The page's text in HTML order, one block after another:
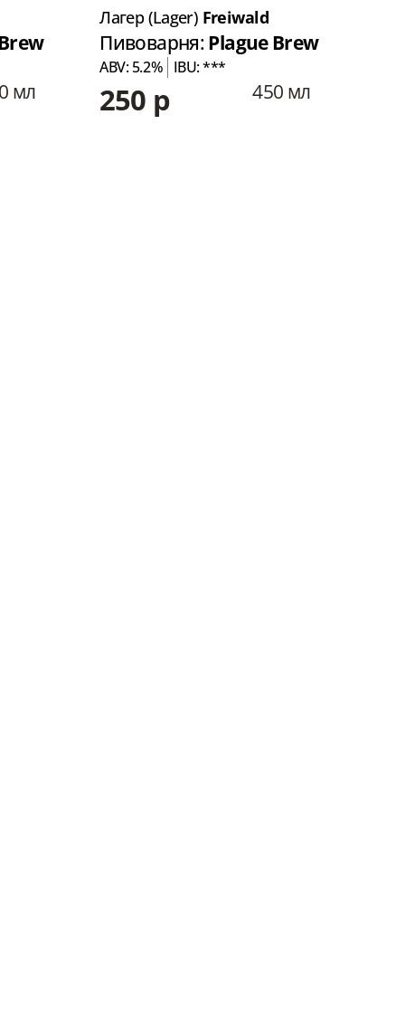
мл
Лагер (Lager) Freiwald
Пивоварня:Plague Brew
ABV: 5.2% IBU: ***
250 р 450 мл